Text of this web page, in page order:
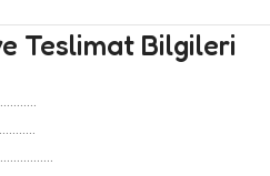
Teslimat Bilgileri